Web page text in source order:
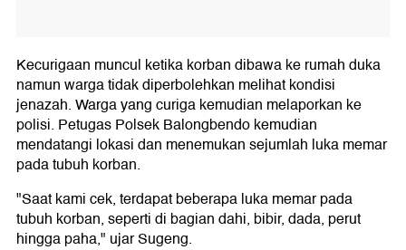
Kecurigaan muncul ketika korban dibawa ke rumah duka
namun warga tidak diperbolehkan melihat kondisi
jenazah. Warga yang curiga kemudian melaporkan ke
polisi. Petugas Polsek Balongbendo kemudian
mendatangi lokasi dan menemukan sejumlah luka memar
pada tubuh korban.
"Saat kami cek, terdapat beberapa luka memar pada
tubuh korban, seperti di bagian dahi, bibir, dada, perut
hingga paha," ujar Sugeng.